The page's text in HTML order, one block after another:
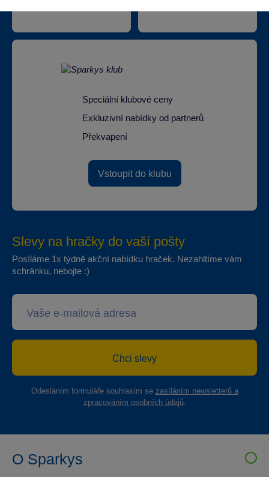
Speciální klubové ceny
Exkluzivní nabídky od partnerů
Překvapení
Vstoupit do klubu
Slevy na hračky do vaší pošty
Posíláme 1x týdně akční nabídku hraček. Nezahltíme vám
schránku, nebojte :)
Chci slevy
Odesláním formuláře souhlasím se zasíláním newsletterů a
zpracováním osobních údajů.
O Sparkys